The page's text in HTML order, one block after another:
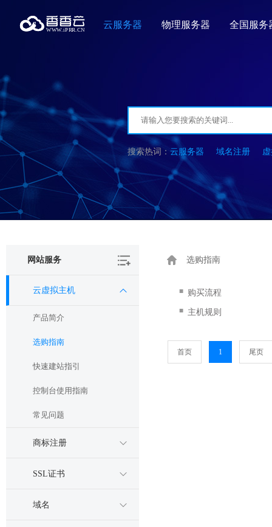
云服务器 物理服务器 全国服务
云服务器 域名注册
网站服务
云虚拟主机
产品简介
选购指南
快速建站指引
控制台使用指南
常见问题
商标注册
SSL证书
域名
选购指南
■ 购买流程
■ 主机规则
首页 1 尾页